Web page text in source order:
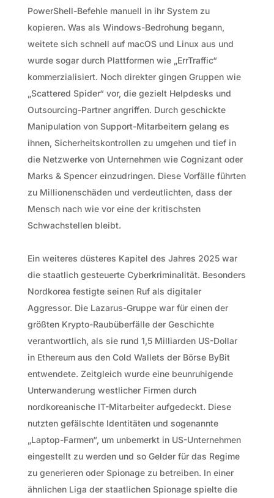
PowerShell-Befehle manuell in ihr System zu
kopieren. Was als Windows-Bedrohung begann,
weitete sich schnell auf macOS und Linux aus und
wurde sogar durch Plattformen wie „ErrTraffic“
kommerzialisiert. Noch direkter gingen Gruppen wie
„Scattered Spider“ vor, die gezielt Helpdesks und
Outsourcing-Partner angriffen. Durch geschickte
Manipulation von Support-Mitarbeitern gelang es
ihnen, Sicherheitskontrollen zu umgehen und tief in
die Netzwerke von Unternehmen wie Cognizant oder
Marks & Spencer einzudringen. Diese Vorfälle führten
zu Millionenschäden und verdeutlichten, dass der
Mensch nach wie vor eine der kritischsten
Schwachstellen bleibt.
Ein weiteres düsteres Kapitel des Jahres 2025 war
die staatlich gesteuerte Cyberkriminalität. Besonders
Nordkorea festigte seinen Ruf als digitaler
Aggressor. Die Lazarus-Gruppe war für einen der
größten Krypto-Raubüberfälle der Geschichte
verantwortlich, als sie rund 1,5 Milliarden US-Dollar
in Ethereum aus den Cold Wallets der Börse ByBit
entwendete. Zeitgleich wurde eine beunruhigende
Unterwanderung westlicher Firmen durch
nordkoreanische IT-Mitarbeiter aufgedeckt. Diese
nutzten gefälschte Identitäten und sogenannte
„Laptop-Farmen“, um unbemerkt in US-Unternehmen
eingestellt zu werden und so Gelder für das Regime
zu generieren oder Spionage zu betreiben. In einer
ähnlichen Liga der staatlichen Spionage spielte die